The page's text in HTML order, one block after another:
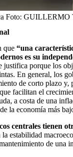
Foto: GUILLERMO
que “una
es su
justifica porque los
En general, los
de corto plazo y,
facilitan el
a costa de una
la economía más
centrales tienen
la estabilidad
de una